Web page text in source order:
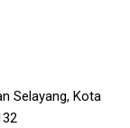
Selayang, Kota